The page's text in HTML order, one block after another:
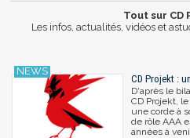
Tout sur CD
Les infos, actualités, vidéos et
CD Projekt :
D'après le
CD Projekt,
une corde à
de rôle AAA
années à